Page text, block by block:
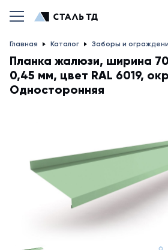
Главная Каталог Заборы и
Планка жалюзи, ширина
0,45 мм, цвет RAL 6019,
Односторонняя